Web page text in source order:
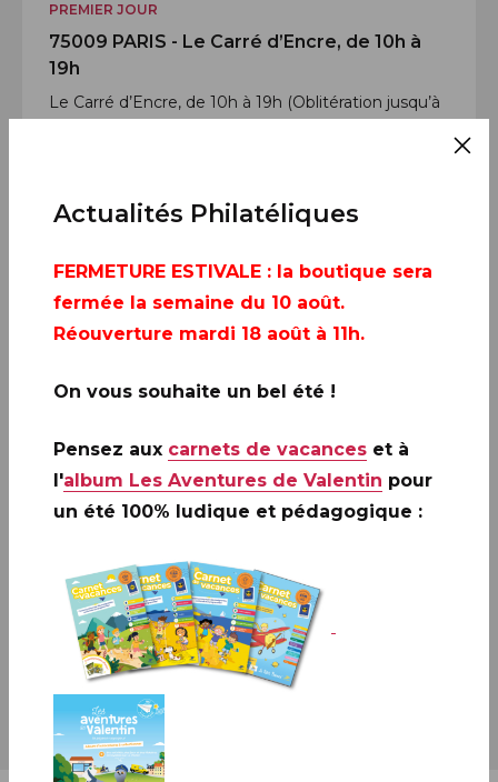
PREMIER JOUR
75009 PARIS - Le Carré d’Encre, de 10h à
19h
Le Carré d’Encre, de 10h à 19h (Oblitération jusqu’à
17h).
Le Carré d'Encre
Musée de La Poste
Par abonnement
Sitewww.laposte.fr
Sur réservation auprès de votre buraliste
Tous les bureaux de poste
Actualités Philatéliques
FERMETURE ESTIVALE : la boutique sera
fermée la semaine du 10 août.
Réouverture mardi 18 août à 11h.
On vous souhaite un bel été !
Pensez aux carnets de vacances et à
l'album Les Aventures de Valentin pour
un été 100% ludique et pédagogique :